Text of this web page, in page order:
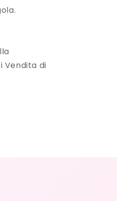
Vendita di